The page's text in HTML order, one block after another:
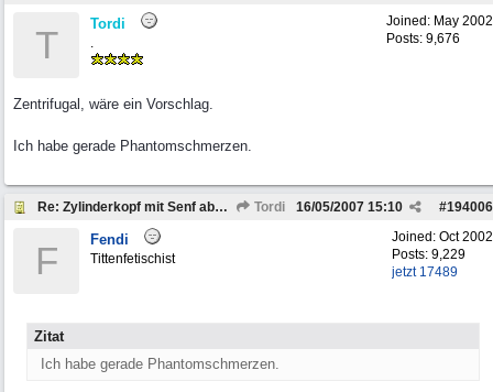
Joined: May 2002
Posts: 9,676
T Tordi
.
Zentrifugal, wäre ein Vorschlag.
Ich habe gerade Phantomschmerzen.
Re: Zylinderkopf mit Senf abdichten Tordi #194006
16/05/2007 15:10
Joined: Oct 2002
Posts: 9,229
jetzt 17489
F Fendi
Tittenfetischist
Zitat
Ich habe gerade Phantomschmerzen.